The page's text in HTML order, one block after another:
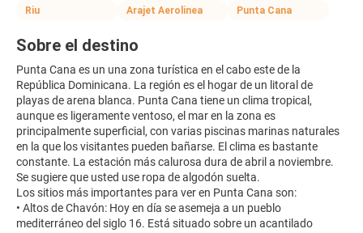
Riu Arajet Aerolinea Punta Cana
Sobre el destino
Punta Cana es un una zona turística en el cabo este de la
República Dominicana. La región es el hogar de un litoral de
playas de arena blanca. Punta Cana tiene un clima tropical,
aunque es ligeramente ventoso, el mar en la zona es
principalmente superficial, con varias piscinas marinas naturales
en la que los visitantes pueden bañarse. El clima es bastante
constante. La estación más calurosa dura de abril a noviembre.
Se sugiere que usted use ropa de algodón suelta.
Los sitios más importantes para ver en Punta Cana son:
• Altos de Chavón: Hoy en día se asemeja a un pueblo
mediterráneo del siglo 16. Está situado sobre un acantilado